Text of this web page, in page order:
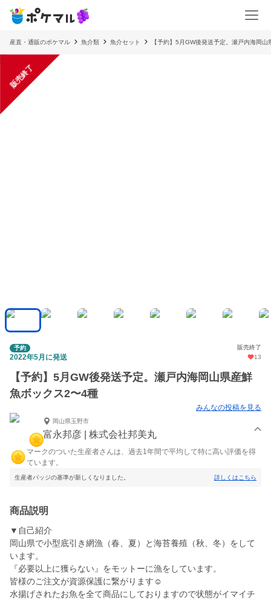
産直・通販のポケマル 魚介類 魚介セット 【予約】5月GW後発送予定。瀬戸内海岡
販売終了
予約 販売終了
2022年5月に発送 13
【予約】5月GW後発送予定。瀬戸内海岡山県産鮮
魚ボックス2〜4種
みんなの投稿を見る
岡山県玉野市
富永邦彦 | 株式会社邦美丸
マークのついた生産者さんは、過去1年間で平均して特に高い評価を得
ています。
生産者バッジの基準が新しくなりました。 詳しくはこちら
商品説明
▼自己紹介
岡山県で小型底引き網漁（春、夏）と海苔養殖（秋、冬）をして
います。
『必要以上に獲らない』をモットーに漁をしています。
皆様のご注文が資源保護に繋がります☺️
水揚げされたお魚を全て商品にしておりますので状態がイマイチ